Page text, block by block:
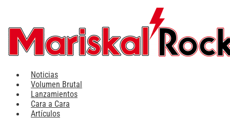
contenido
Noticias
Volumen Brutal
Lanzamientos
Cara a Cara
Artículos